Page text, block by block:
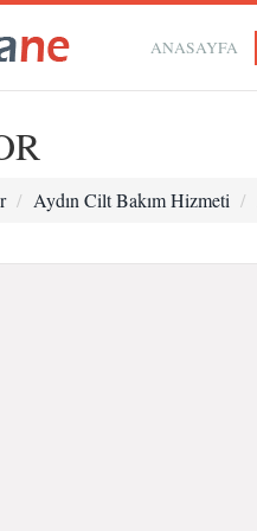
ANASAYFA
Aydın Cilt Bakım Hizmeti